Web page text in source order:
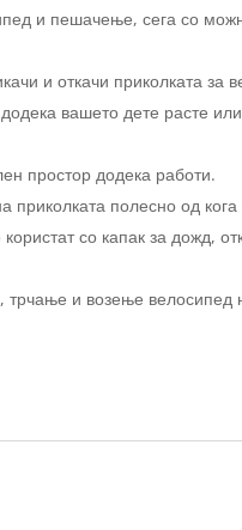
и пешачење, сега со
и откачи приколката за
вашето дете расте
простор додека работи.
приколката полесно од
со капак за дожд,
и возење велосипед